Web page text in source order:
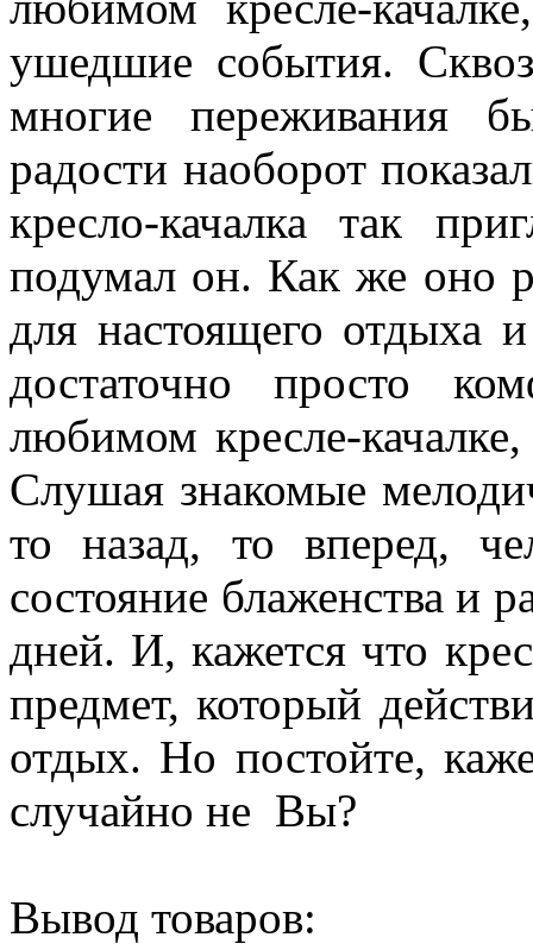
ушедшие события.
многие переживания
радости наоборот
кресло-качалка так
подумал он. Как же оно
для настоящего отдыха
достаточно просто
любимом кресле-
Слушая знакомые
то назад, то вперед,
состояние блаженства и
дней. И, кажется что
предмет, который
отдых. Но постойте,
случайно не Вы?
Вывод товаров: